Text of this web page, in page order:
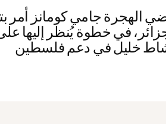
الهجرة جامي كومانز أمر
في خطوة يُنظر إليها